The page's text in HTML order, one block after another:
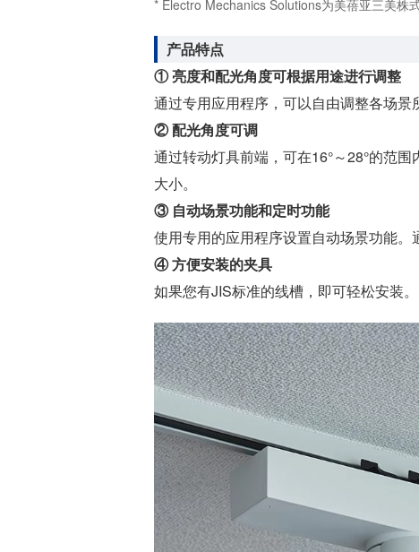
* Electro Mechanics Solutions为美蓓亚三美株
产品特点
① 亮度和配光角度可根据用途进行调整
通过专用应用程序，可以自由调整各场景
② 配光角度可调
通过转动灯具前端，可在16°～28°的范
大小。
③ 自动场景功能和定时功能
使用专用的应用程序设置自动场景功能。
④ 方便安装的夹具
如果您有JIS标准的线槽，即可轻松安装